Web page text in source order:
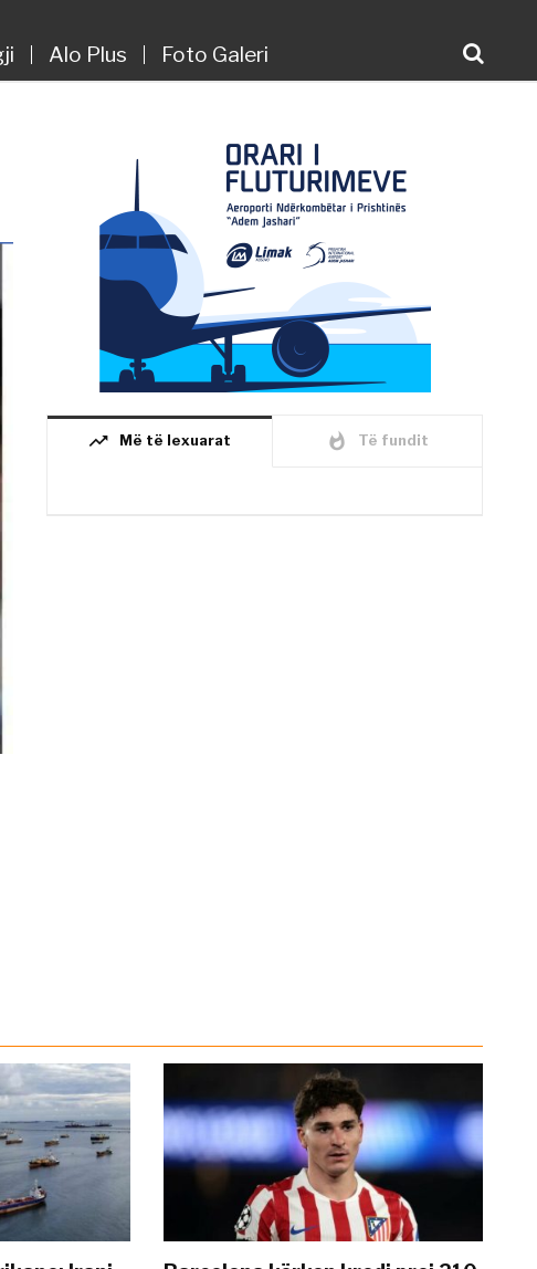
Alo Plus Foto Galeri
trending_up Më të lexuarat whatshot Të fundit